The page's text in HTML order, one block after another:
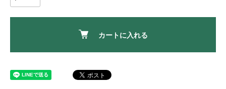
カートに入れる